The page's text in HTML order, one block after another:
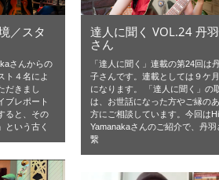
／スタ
さんからの
ト４名によ
だきまし
ブレポート
ると、その
という古く
達人に聞く VOL.24 丹
さん
「達人に聞く」連載の第24回は
子さんです。連載としては９ケ
になります。 「達人に聞く」の
は、お世話になった方やご縁の
方にご相談しています。今回は
Yamanakaさんのご紹介で、丹羽
繋